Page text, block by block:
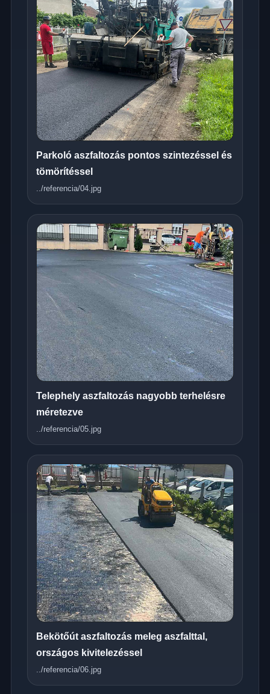
Parkoló aszfaltozás pontos szintezéssel és
tömörítéssel
../referencia/04.jpg
Telephely aszfaltozás nagyobb terhelésre
méretezve
../referencia/05.jpg
Bekötőút aszfaltozás meleg aszfalttal,
országos kivitelezéssel
../referencia/06.jpg